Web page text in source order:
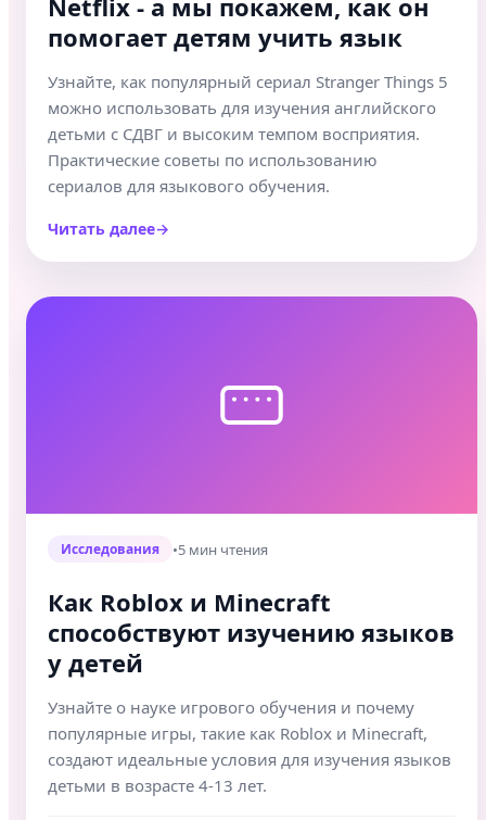
Netflix - а мы покажем, как он
помогает детям учить язык
Узнайте, как популярный сериал Stranger Things 5
можно использовать для изучения английского
детьми с СДВГ и высоким темпом восприятия.
Практические советы по использованию
сериалов для языкового обучения.
Читать далее
Исследования •5 мин чтения
Как Roblox и Minecraft
способствуют изучению языков
у детей
Узнайте о науке игрового обучения и почему
популярные игры, такие как Roblox и Minecraft,
создают идеальные условия для изучения языков
детьми в возрасте 4-13 лет.